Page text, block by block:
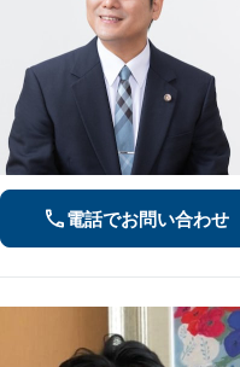
電話でお問い合わせ